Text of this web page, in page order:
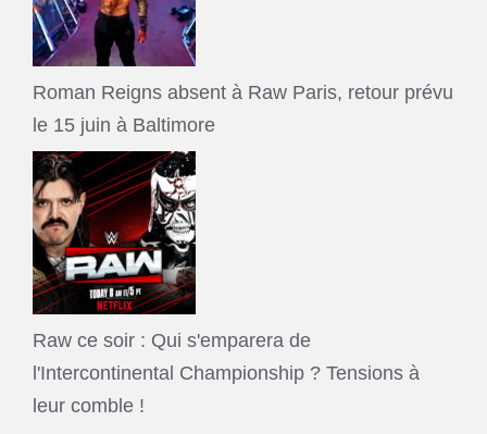
Roman Reigns absent à Raw Paris, retour prévu
le 15 juin à Baltimore
Raw ce soir : Qui s'emparera de
l'Intercontinental Championship ? Tensions à
leur comble !